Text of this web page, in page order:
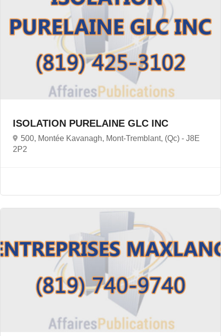
ISOLATION PURELAINE GLC INC
500, Montée Kavanagh, Mont-Tremblant, (Qc) - J8E
2P2